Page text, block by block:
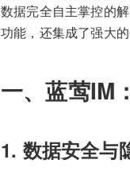
数据完全自主掌控的
功能，还集成了强大
一、蓝莺IM
1. 数据安全与